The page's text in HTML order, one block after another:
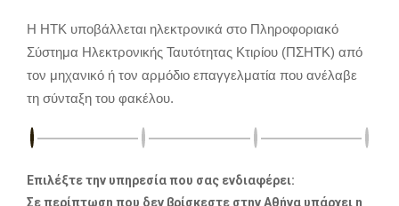
Η ΗΤΚ υποβάλλεται ηλεκτρονικά στο Πληροφοριακό
Σύστημα Ηλεκτρονικής Ταυτότητας Κτιρίου (ΠΣΗΤΚ) από
τον μηχανικό ή τον αρμόδιο επαγγελματία που ανέλαβε
τη σύνταξη του φακέλου.
Επιλέξτε την υπηρεσία που σας ενδιαφέρει:
Σε περίπτωση που δεν βρίσκεστε στην Αθήνα υπάρχει η